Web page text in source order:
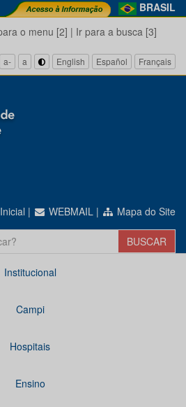
BRASIL
o menu [2] | Ir para a busca [3]
a- a English Español Français
| WEBMAIL | Mapa do Site
Institucional
Campi
Hospitais
Ensino